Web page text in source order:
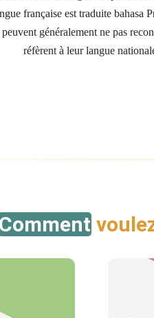
française est traduite bahasa
généralement ne pas
réfèrent à leur langue
Comment